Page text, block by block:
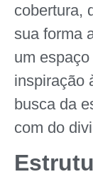
cobertura,
sua forma
um
inspiração
busca da
com do